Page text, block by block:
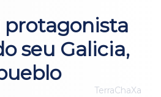
protagonista
seu Galicia,
TerraChaXa